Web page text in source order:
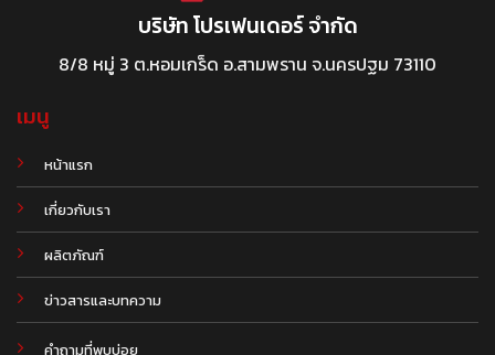
บริษัท โปรเฟนเดอร์ จำกัด
8/8 หมู่ 3 ต.หอมเกร็ด อ.สามพราน จ.นครปฐม 73110
เมนู
หน้าแรก
เกี่ยวกับเรา
ผลิตภัณฑ์
ข่าวสารและบทความ
.
คำถามที่พบบ่อย